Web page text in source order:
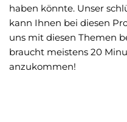
haben könnte. Unser
kann Ihnen bei diesen
uns mit diesen Themen
braucht meistens 20
anzukommen!